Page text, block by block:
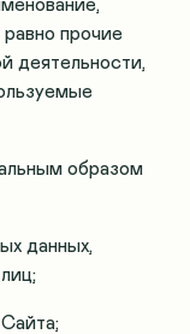
прочие
деятельности,
образом
данных,